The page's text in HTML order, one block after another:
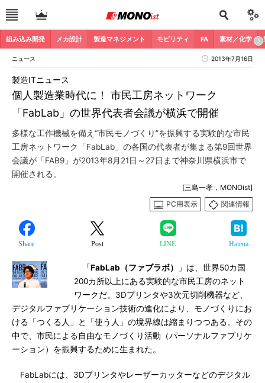
組み込み開発 メカ設計 製造マネジメント モビリティ FA 素材／化学
ニュース 2013年7月16日
個人製造業時代に！ 市民工房ネットワーク
「FabLab」の世界代表者会議が横浜で開催
製造ITニュース
多様な工作機械を備え“市民モノづくり”を振興する実験的な市民
工房ネットワーク「FabLab」の各国の代表者が集まる第9回世界
会議が「FAB9」が2013年8月21日～27日まで神奈川県横浜市で
開催される。
[三島一孝，MONOist]
PC用表示
関連情報
Share Post LINE Hatena
「FabLab（ファブラボ）
」は、世界50カ国
200カ所以上にある実験的な市民工房のネット
ワークだ。3Dプリンタや3次元切削機器など、
デジタルファブリケーション技術の進化により、モノづくりにお
ける「つくる人」と「使う人」の境界線は縮まりつつある。その
中で、市民による自由なモノづくり活動（パーソナルファブリケ
ーション）を振興するために生まれた。
FabLabには、3Dプリンタやレーザーカッターなどのデジタル